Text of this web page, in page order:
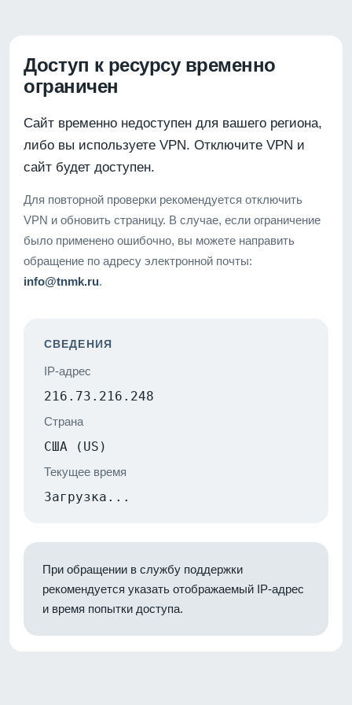
Доступ к ресурсу временно
ограничен
Сайт временно недоступен для вашего региона,
либо вы используете VPN. Отключите VPN и
сайт будет доступен.
Для повторной проверки рекомендуется отключить
VPN и обновить страницу. В случае, если ограничение
было применено ошибочно, вы можете направить
обращение по адресу электронной почты:
info@tnmk.ru.
СВЕДЕНИЯ
IP-адрес
216.73.216.248
Страна
США (US)
Текущее время
Загрузка...
При обращении в службу поддержки
рекомендуется указать отображаемый IP-адрес
и время попытки доступа.